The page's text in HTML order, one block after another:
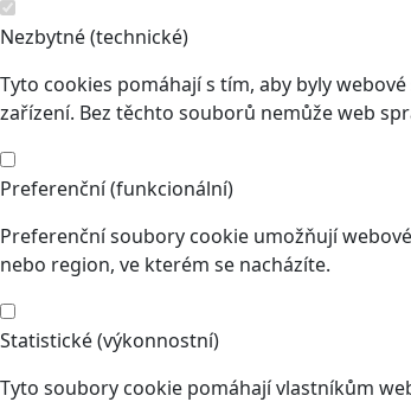
Nezbytné (technické)
Tyto cookies pomáhají s tím, aby byly
zařízení. Bez těchto souborů nemůže web
Preferenční (funkcionální)
Preferenční soubory cookie umožňují
nebo region, ve kterém se nacházíte.
Statistické (výkonnostní)
Tyto soubory cookie pomáhají vlastníkům